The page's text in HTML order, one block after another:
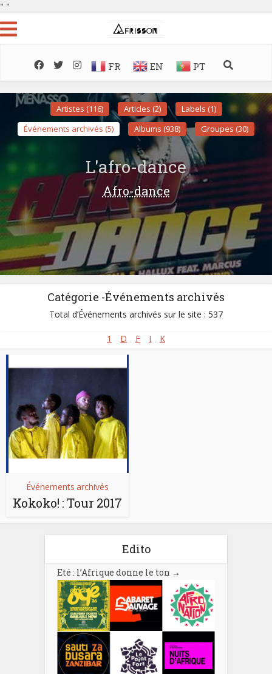
" "
FR EN PT
Artistes (116) Articles (2)
Labels (1)
Événements archivés (5)
Albums (938) Groupes (30)
L'afro-dance
Afro-dance
Catégorie -Événements archivés
Total d’Événements archivés sur le site : 537
1 D F I K
Événements archivés
Kokoko! : Tour 2017
Edito
Eté : l’Afrique donne le ton →